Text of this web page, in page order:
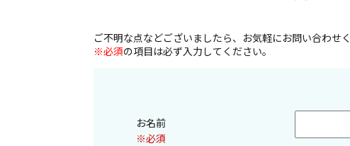
ご不明な点などございましたら、お気軽にお問い合わせく
※必須の項目は必ず入力してください。
お名前
※必須